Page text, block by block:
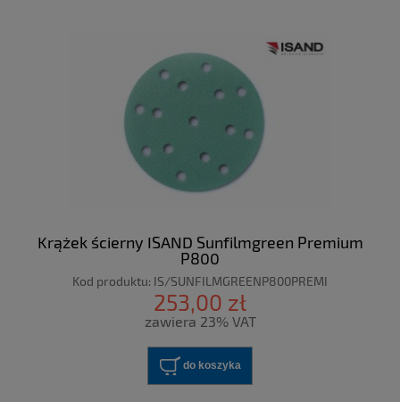
Krążek ścierny ISAND Sunfilmgreen Premium
P800
Kod produktu: IS/SUNFILMGREENP800PREMI
253,00 zł
zawiera 23% VAT
do koszyka